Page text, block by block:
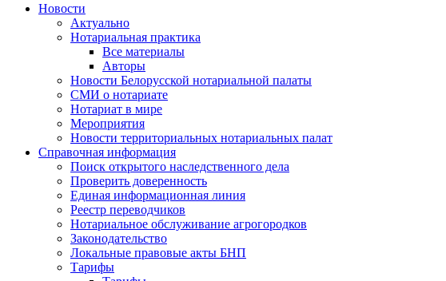
Новости
Актуально
Нотариальная практика
Все материалы
Авторы
Новости Белорусской нотариальной палаты
СМИ о нотариате
Нотариат в мире
Мероприятия
Новости территориальных нотариальных палат
Справочная информация
Поиск открытого наследственного дела
Проверить доверенность
Единая информационная линия
Реестр переводчиков
Нотариальное обслуживание агрогородков
Законодательство
Локальные правовые акты БНП
Тарифы